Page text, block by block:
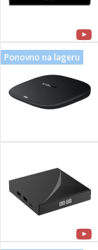
Ponovno na lageru